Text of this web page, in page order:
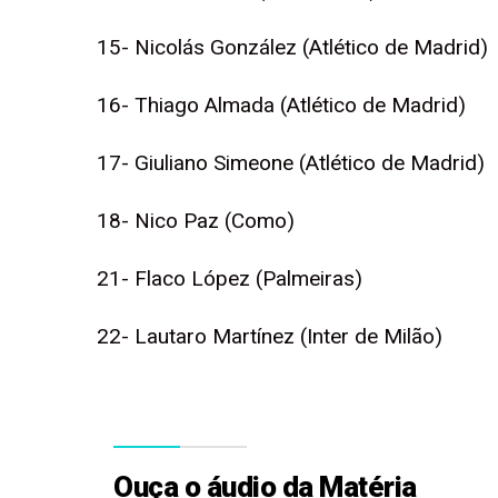
15- Nicolás González (Atlético de Madrid)
16- Thiago Almada (Atlético de Madrid)
17- Giuliano Simeone (Atlético de Madrid)
18- Nico Paz (Como)
21- Flaco López (Palmeiras)
22- Lautaro Martínez (Inter de Milão)
Ouça o áudio da Matéria